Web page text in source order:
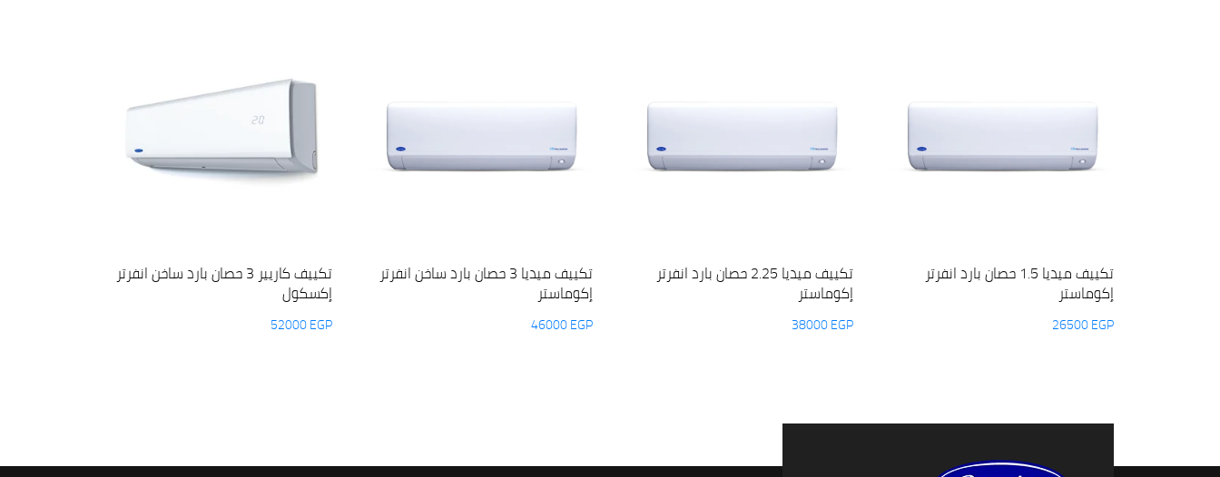
تكييف ميديا 1.5 حصان بارد انفرتر
إكوماستر
26500EGP
تكييف ميديا 2.25 حصان بارد انفرتر
إكوماستر
38000EGP
تكييف ميديا 3 حصان بارد ساخن انفرتر
إكوماستر
46000EGP
تكييف كاريير 3 حصان بارد ساخن انفرتر
إكسكول
52000EGP